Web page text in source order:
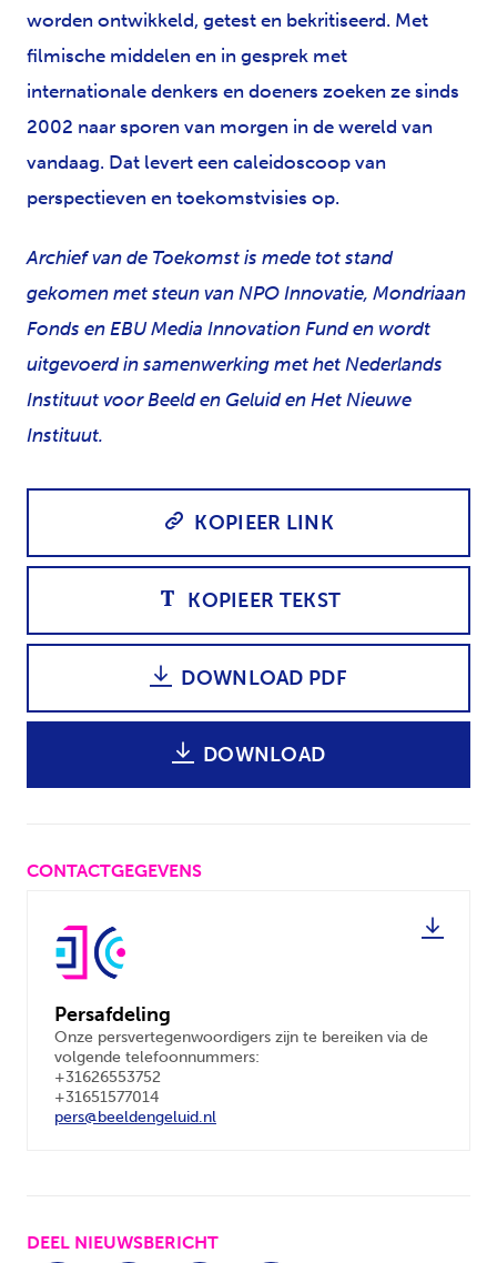
worden ontwikkeld, getest en bekritiseerd. Met
filmische middelen en in gesprek met
internationale denkers en doeners zoeken ze sinds
2002 naar sporen van morgen in de wereld van
vandaag. Dat levert een caleidoscoop van
perspectieven en toekomstvisies op.
Archief van de Toekomst is mede tot stand
gekomen met steun van NPO Innovatie, Mondriaan
Fonds en EBU Media Innovation Fund en wordt
uitgevoerd in samenwerking met het Nederlands
Instituut voor Beeld en Geluid en Het Nieuwe
Instituut.
KOPIEER LINK
KOPIEER TEKST
DOWNLOAD PDF
DOWNLOAD
CONTACTGEGEVENS
Persafdeling
Onze persvertegenwoordigers zijn te bereiken via de
volgende telefoonnummers:
+31626553752
+31651577014
pers@beeldengeluid.nl
DEEL NIEUWSBERICHT